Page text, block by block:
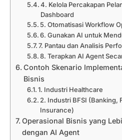
4. Kelola Percakapan
Dashboard
5. Otomatisasi Workflow
6. Gunakan AI untuk
7. Pantau dan Analisis
8. Terapkan AI Agent
Contoh Skenario
Bisnis
1. Industri Healthcare
2. Industri BFSI (Banking,
Insurance)
Operasional Bisnis yang
dengan AI Agent